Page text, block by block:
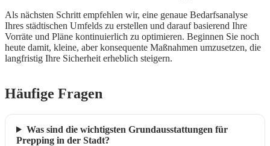
Als nächsten Schritt empfehlen wir, eine genaue Bedarfsanalyse
Ihres städtischen Umfelds zu erstellen und darauf basierend Ihre
Vorräte und Pläne kontinuierlich zu optimieren. Beginnen Sie noch
heute damit, kleine, aber konsequente Maßnahmen umzusetzen, die
langfristig Ihre Sicherheit erheblich steigern.
Häufige Fragen
Was sind die wichtigsten Grundausstattungen für
Prepping in der Stadt?